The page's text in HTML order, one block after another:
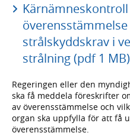
strålskyddskrav i
strålning (pdf 1 MB)
Regeringen eller den
ska få meddela föreskrifter
av överensstämmelse och
organ ska uppfylla för att få
överensstämmelse.